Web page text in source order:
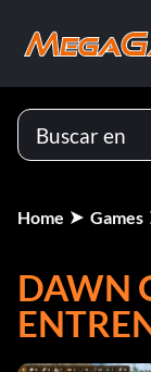
Home Games
DAWN